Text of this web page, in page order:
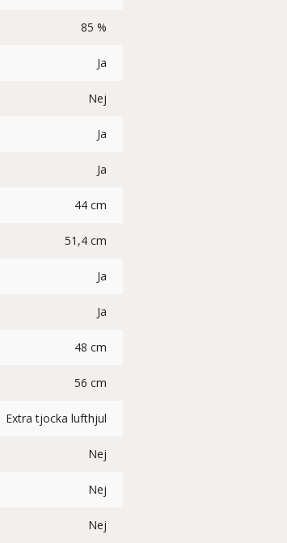
85 %
Ja
Nej
Ja
Ja
44 cm
51,4 cm
Ja
Ja
48 cm
56 cm
Extra tjocka lufthjul
Nej
Nej
Nej